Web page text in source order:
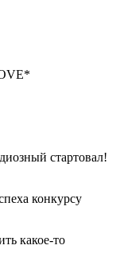
стартовал!
конкурсу
какое-то